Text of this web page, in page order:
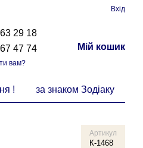
Вхід
29 18
47 74
вам?
Мій кошик
! за знаком Зодіаку
Артикул
К-1468